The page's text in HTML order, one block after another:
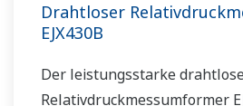
Drahtloser
EJX430B
Der leistungsstarke
Relativdruckmessumformer